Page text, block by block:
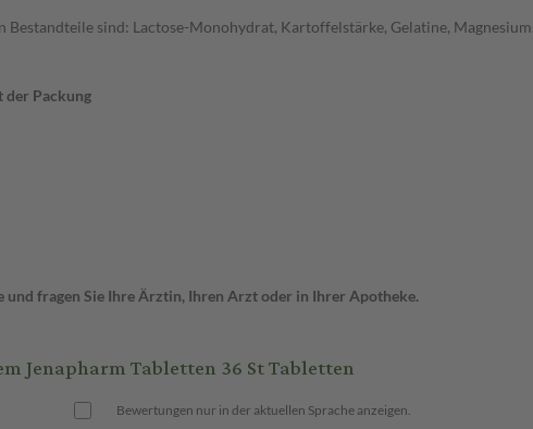
sind: Lactose-Monohydrat, Kartoffelstärke, Gelatine,
der Packung
und fragen Sie Ihre Ärztin, Ihren Arzt oder in Ihrer Apotheke.
Jenapharm Tabletten 36 St Tabletten
Bewertungen nur in der aktuellen Sprache anzeigen.